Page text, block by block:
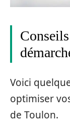
Voici
optimiser
de Toulon.